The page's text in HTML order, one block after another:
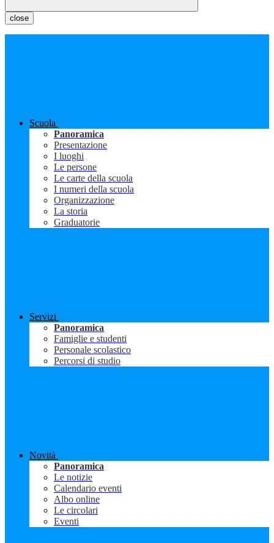
close
Scuola
Panoramica
Presentazione
I luoghi
Le persone
Le carte della scuola
I numeri della scuola
Organizzazione
La storia
Graduatorie
Servizi
Panoramica
Famiglie e studenti
Personale scolastico
Percorsi di studio
Novità
Panoramica
Le notizie
Calendario eventi
Albo online
Le circolari
Eventi